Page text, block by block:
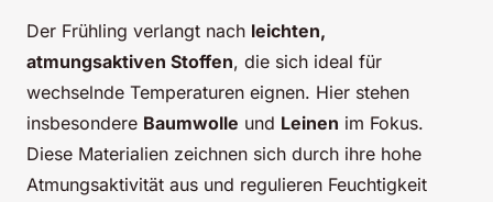
Der Frühling verlangt nach leichten,
atmungsaktiven Stoffen, die sich ideal für
wechselnde Temperaturen eignen. Hier stehen
insbesondere Baumwolle und Leinen im Fokus.
Diese Materialien zeichnen sich durch ihre hohe
Atmungsaktivität aus und regulieren Feuchtigkeit